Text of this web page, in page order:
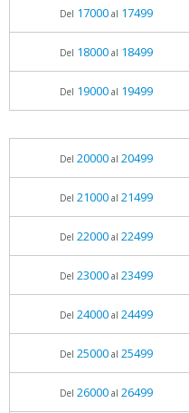
Del 17000al 17499
Del 18000al 18499
Del 19000al 19499
Del 20000al 20499
Del 21000al 21499
Del 22000al 22499
Del 23000al 23499
Del 24000al 24499
Del 25000al 25499
Del 26000al 26499